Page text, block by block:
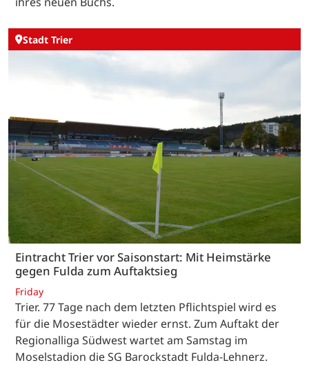
Stadt Trier
Eintracht Trier vor Saisonstart: Mit Heimstärke
gegen Fulda zum Auftaktsieg
Friday
Trier. 77 Tage nach dem letzten Pflichtspiel wird es
für die Mosestädter wieder ernst. Zum Auftakt der
Regionalliga Südwest wartet am Samstag im
Moselstadion die SG Barockstadt Fulda-Lehnerz.